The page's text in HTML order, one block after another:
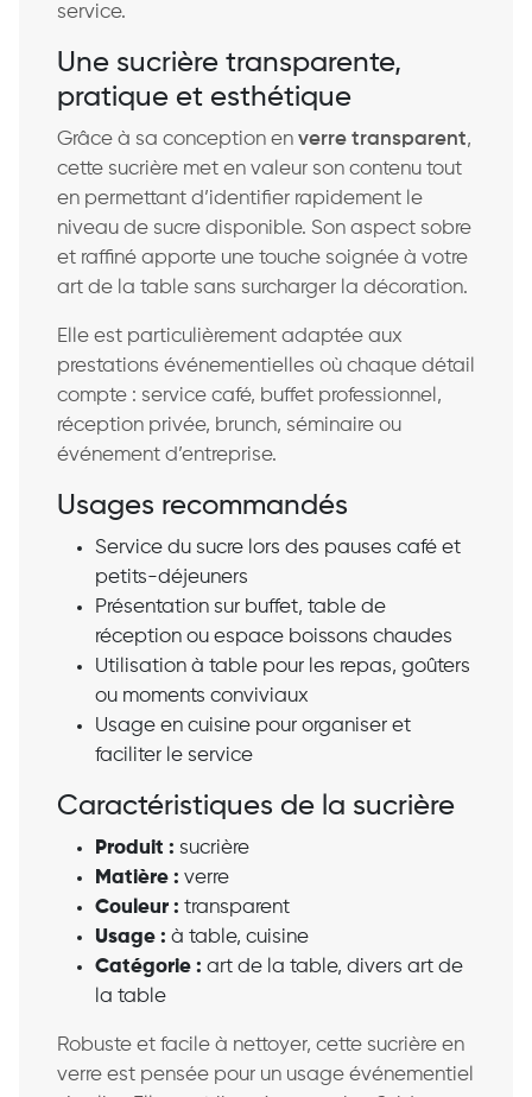
service.
Une sucrière transparente,
pratique et esthétique
Grâce à sa conception en verre transparent,
cette sucrière met en valeur son contenu tout
en permettant d’identifier rapidement le
niveau de sucre disponible. Son aspect sobre
et raffiné apporte une touche soignée à votre
art de la table sans surcharger la décoration.
Elle est particulièrement adaptée aux
prestations événementielles où chaque détail
compte : service café, buffet professionnel,
réception privée, brunch, séminaire ou
événement d’entreprise.
Usages recommandés
Service du sucre lors des pauses café et
petits-déjeuners
Présentation sur buffet, table de
réception ou espace boissons chaudes
Utilisation à table pour les repas, goûters
ou moments conviviaux
Usage en cuisine pour organiser et
faciliter le service
Caractéristiques de la sucrière
Produit : sucrière
Matière : verre
Couleur : transparent
Usage : à table, cuisine
Catégorie : art de la table, divers art de
la table
Robuste et facile à nettoyer, cette sucrière en
verre est pensée pour un usage événementiel